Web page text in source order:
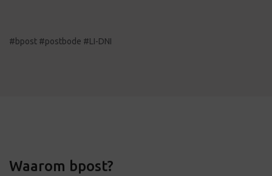
#bpost #postbode #LI-DNI
Waarom bpost?